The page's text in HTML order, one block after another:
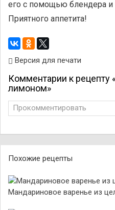
его с помощью блендера
Приятного аппетита!
Версия для печати
Комментарии к рецепту
лимоном»
Прокомментировать
Похожие рецепты
Мандариновое варенье из